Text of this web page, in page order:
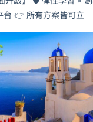
台 👉 所有方案皆可立…